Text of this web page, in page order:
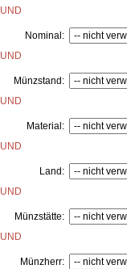
UND
Nominal:
UND
Münzstand:
UND
Material:
UND
Land:
UND
Münzstätte:
UND
Münzherr: